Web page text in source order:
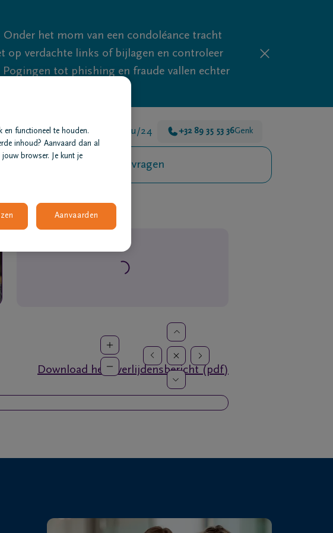
het mom van een condoléance tracht
op verdachte links of bijlagen en controleer
tot phishing en fraude vallen echter
We zijn er voor je 24u/24 +32 89 35 53 36Genk
Veelgestelde vragen
Download het overlijdensbericht (pdf)
en functioneel te houden.
inhoud? Aanvaard dan al
browser. Je kunt je
Aanvaarden